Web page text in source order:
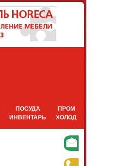
ПОСУДА
ИНВЕНТАРЬ
ПРОМ
ХОЛОД